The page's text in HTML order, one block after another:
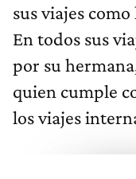
sus viajes
En todos sus
por su
quien cumple
los viajes